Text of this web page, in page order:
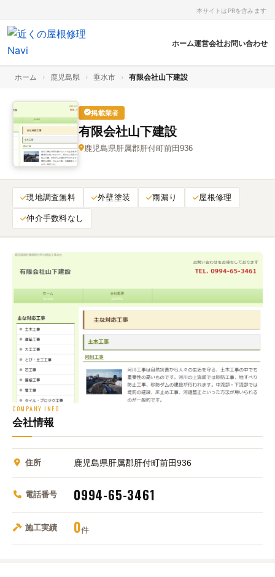
本サイトはPRを含みます
ホーム運営会社お問い合わせ
ホーム › 鹿児島県 › 垂水市 › 有限会社山下建設
掲載業者
有限会社山下建設
鹿児島県肝属郡肝付町前田936
現地調査無料 外壁塗装 雨漏り 屋根修理
仲介手数料なし
COMPANY INFO
会社情報
住所 鹿児島県肝属郡肝付町前田936
電話番号 0994-65-3461
施工実績 0件